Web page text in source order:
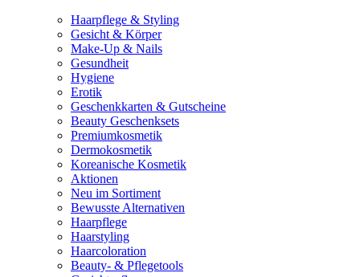
Haarpflege & Styling
Gesicht & Körper
Make-Up & Nails
Gesundheit
Hygiene
Erotik
Geschenkkarten & Gutscheine
Beauty Geschenksets
Premiumkosmetik
Dermokosmetik
Koreanische Kosmetik
Aktionen
Neu im Sortiment
Bewusste Alternativen
Haarpflege
Haarstyling
Haarcoloration
Beauty- & Pflegetools